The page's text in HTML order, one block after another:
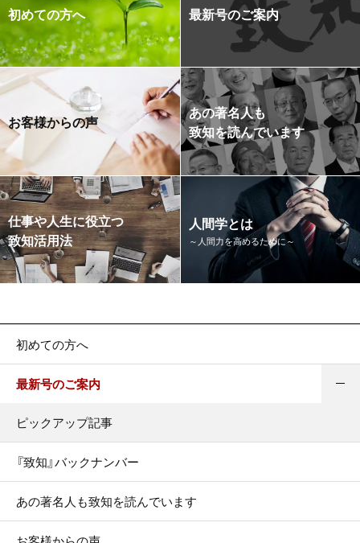
初めての方へ 最新号のご案内
お客様からの声
あの著名人も
致知を読んでいます
仕事や人生に役立つ
致知活用法
人間学とは
～人間力を高めるために～
初めての方へ
最新号のご案内
ピックアップ記事
『致知』バックナンバー
あの著名人も致知を読んでいます